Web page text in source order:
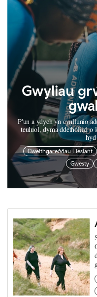
Gwyliau
P'un a ydych yn cynllunio
teuluol, dyma ddetholiad o
Gweithgareddau Llesiant
Gwesty